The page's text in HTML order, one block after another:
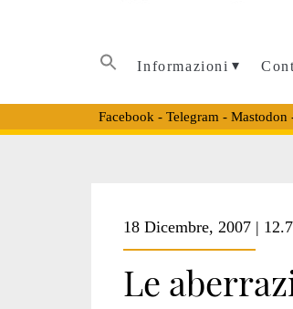
Informazioni
Facebook - Telegram - Mastodon
18 Dicembre, 2007 |
Le